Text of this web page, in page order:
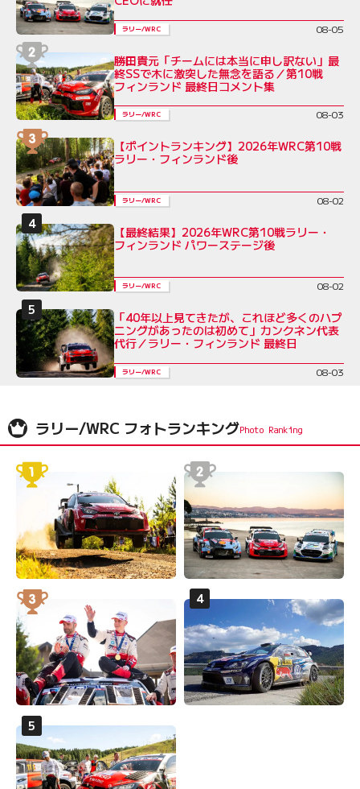
ラリー/WRC 08-05
勝田貴元「チームには本当に申し訳ない」最
終SSで木に激突した無念を語る／第10戦
フィンランド 最終日コメント集
ラリー/WRC 08-03
【ポイントランキング】2026年WRC第10戦
ラリー・フィンランド後
ラリー/WRC 08-02
【最終結果】2026年WRC第10戦ラリー・
フィンランド パワーステージ後
ラリー/WRC 08-02
「40年以上見てきたが、これほど多くのハプ
ニングがあったのは初めて」カンクネン代表
代行／ラリー・フィンランド 最終日
ラリー/WRC 08-03
ラリー/WRC フォトランキング